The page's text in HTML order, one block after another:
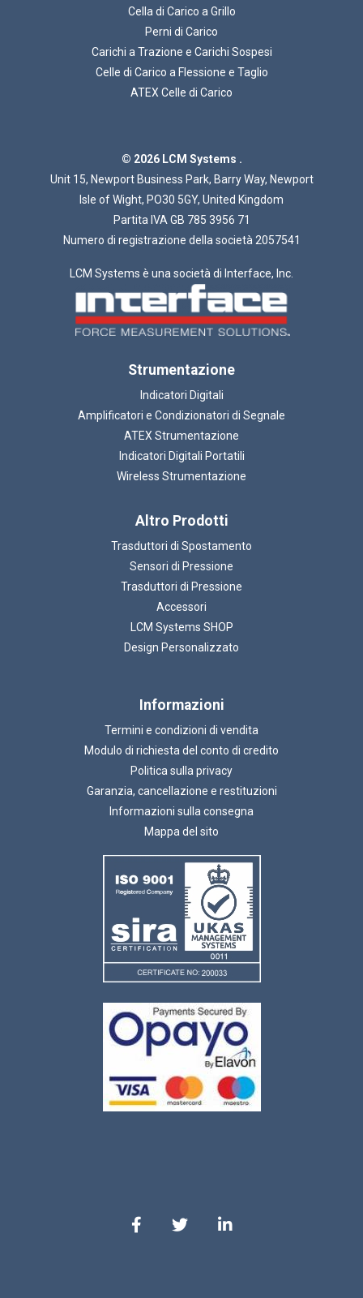
Cella di Carico a Grillo
Perni di Carico
Carichi a Trazione e Carichi Sospesi
Celle di Carico a Flessione e Taglio
ATEX Celle di Carico
© 2026 LCM Systems .
Unit 15, Newport Business Park, Barry Way, Newport
Isle of Wight, PO30 5GY, United Kingdom
Partita IVA GB 785 3956 71
Numero di registrazione della società 2057541
LCM Systems è una società di Interface, Inc.
Strumentazione
Indicatori Digitali
Amplificatori e Condizionatori di Segnale
ATEX Strumentazione
Indicatori Digitali Portatili
Wireless Strumentazione
Altro Prodotti
Trasduttori di Spostamento
Sensori di Pressione
Trasduttori di Pressione
Accessori
LCM Systems SHOP
Design Personalizzato
Informazioni
Termini e condizioni di vendita
Modulo di richiesta del conto di credito
Politica sulla privacy
Garanzia, cancellazione e restituzioni
Informazioni sulla consegna
Mappa del sito
Il nostro Facebook
Il nostro Twitter
Il nostro LinkedIn